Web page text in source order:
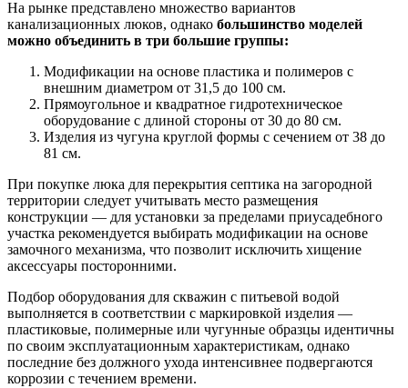
На рынке представлено множество вариантов
канализационных люков, однако большинство моделей
можно объединить в три большие группы:
Модификации на основе пластика и полимеров с
внешним диаметром от 31,5 до 100 см.
Прямоугольное и квадратное гидротехническое
оборудование с длиной стороны от 30 до 80 см.
Изделия из чугуна круглой формы с сечением от 38 до
81 см.
При покупке люка для перекрытия септика на загородной
территории следует учитывать место размещения
конструкции — для установки за пределами приусадебного
участка рекомендуется выбирать модификации на основе
замочного механизма, что позволит исключить хищение
аксессуары посторонними.
Подбор оборудования для скважин с питьевой водой
выполняется в соответствии с маркировкой изделия —
пластиковые, полимерные или чугунные образцы идентичны
по своим эксплуатационным характеристикам, однако
последние без должного ухода интенсивнее подвергаются
коррозии с течением времени.